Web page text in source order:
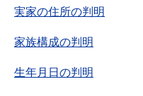
実家の住所の判明
家族構成の判明
生年月日の判明